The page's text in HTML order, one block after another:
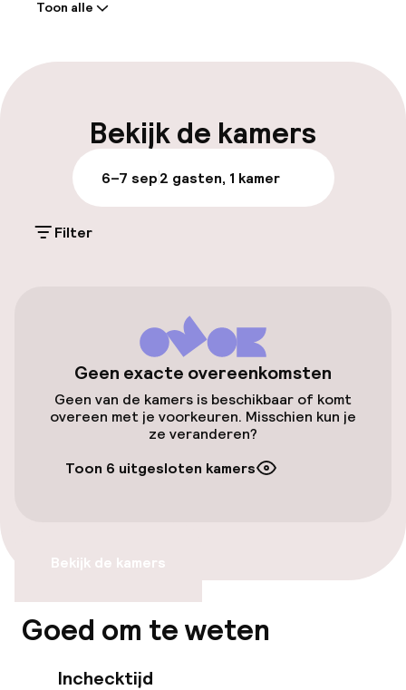
heerlijke plek voor een romantisch uitje in “La
Bagageruimte
Parkeren & mobiliteit
Openbaar parkeren
Fietsenstalling
Tuin
Terras
Eet- en drinkgelegenheden
Beleid
Overal rookvrij
Toon alle
Bekijk de kamers
6–7 sep2 gasten, 1 kamer
Filter
Geen exacte overeenkomsten
Geen van de kamers is beschikbaar of komt
overeen met je voorkeuren. Misschien kun je
ze veranderen?
Toon 6 uitgesloten kamers
Bekijk de kamers
Goed om te weten
Inchecktijd